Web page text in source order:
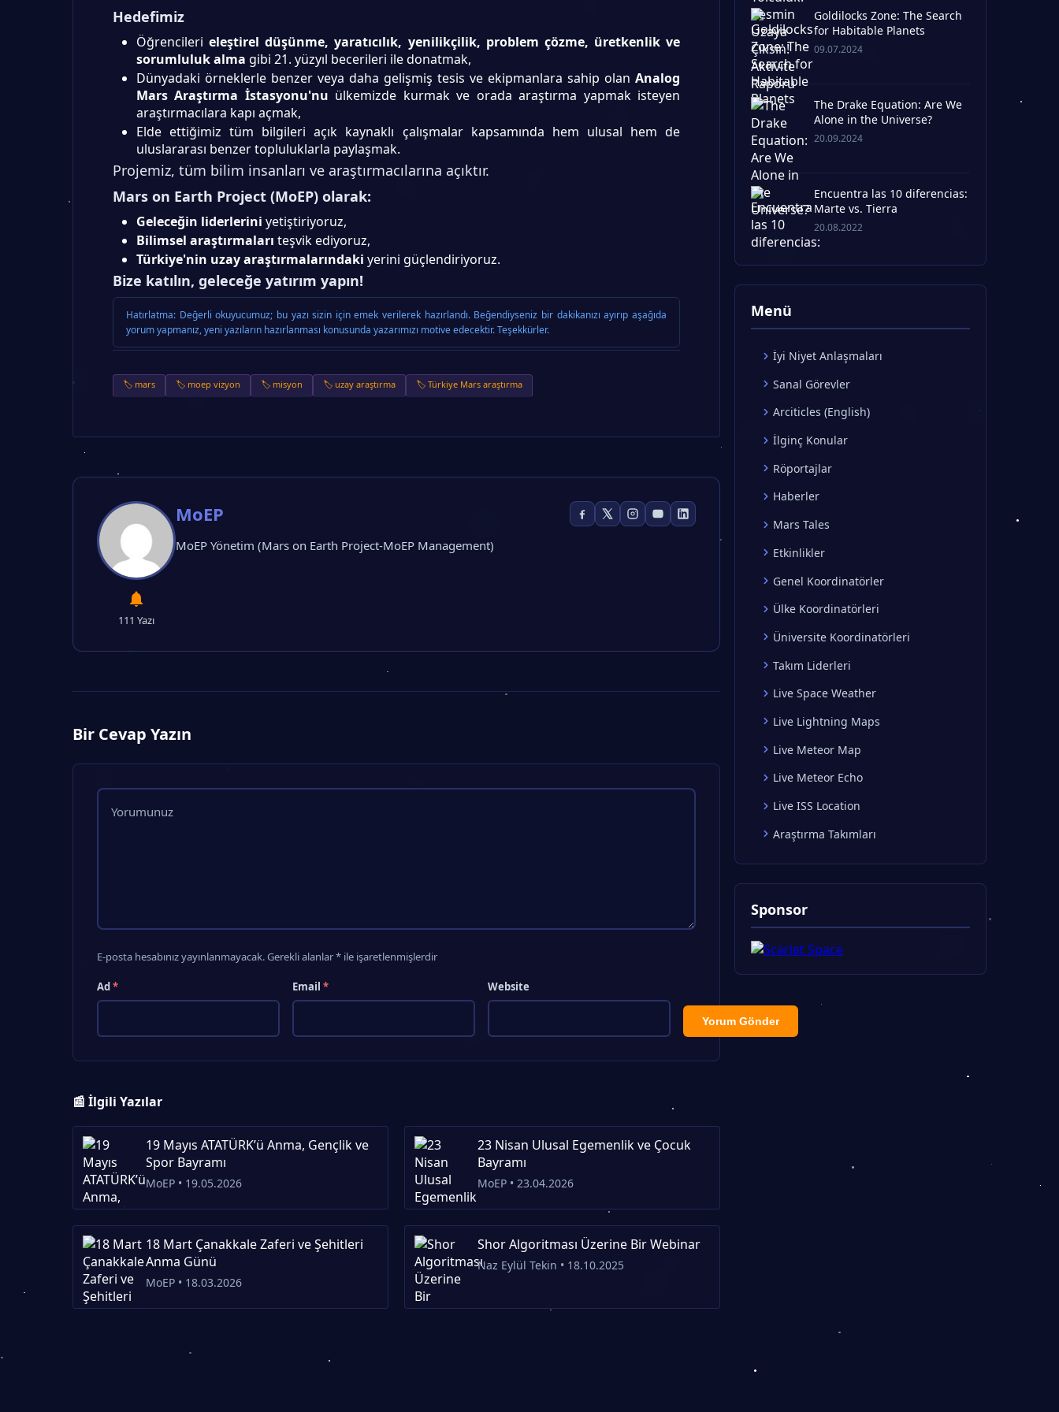
Hedefimiz
Öğrencilerieleştirel düşünme, yaratıcılık, yenilikçilik, problem çözme, üretkenlik ve
sorumluluk alma gibi 21. yüzyıl becerileri ile donatmak,
Dünyadaki örneklerle benzer veya daha gelişmiş tesis ve ekipmanlara sahip olan Analog
Mars Araştırma İstasyonu'nu ülkemizde kurmak ve orada araştırma yapmak isteyen
araştırmacılara kapı açmak,
Elde ettiğimiz tüm bilgileri açık kaynaklı çalışmalar kapsamında hem ulusal hem de
uluslararası benzer topluluklarla paylaşmak.
Projemiz, tüm bilim insanları ve araştırmacılarına açıktır.
Mars on Earth Project (MoEP) olarak:
Geleceğin liderlerini yetiştiriyoruz,
Bilimsel araştırmaları teşvik ediyoruz,
Türkiye'nin uzay araştırmalarındaki yerini güçlendiriyoruz.
Bize katılın, geleceğe yatırım yapın!
Hatırlatma: Değerli okuyucumuz; bu yazı sizin için emek verilerek hazırlandı. Beğendiyseniz bir dakikanızı ayırıp aşağıda
yorum yapmanız, yeni yazıların hazırlanması konusunda yazarımızı motive edecektir. Teşekkürler.
🏷️ mars 🏷️ moep vizyon 🏷️ misyon 🏷️ uzay araştırma 🏷️ Türkiye Mars araştırma
111 Yazı
MoEP
MoEP Yönetim (Mars on Earth Project-MoEP Management)
Bir Cevap Yazın
E-posta hesabınız yayınlanmayacak. Gerekli alanlar * ile işaretlenmişlerdir
Ad* Email * Website
Yorum Gönder
📰 İlgili Yazılar
19 Mayıs ATATÜRK’ü Anma, Gençlik ve
Spor Bayramı
MoEP • 19.05.2026
23 Nisan Ulusal Egemenlik ve Çocuk
Bayramı
MoEP • 23.04.2026
18 Mart Çanakkale Zaferi ve Şehitleri
Anma Günü
MoEP • 18.03.2026
Shor Algoritması Üzerine Bir Webinar
Naz Eylül Tekin • 18.10.2025
Goldilocks Zone: The Search
for Habitable Planets
09.07.2024
The Drake Equation: Are We
Alone in the Universe?
20.09.2024
Encuentra las 10 diferencias:
Marte vs. Tierra
20.08.2022
Menü
İyi Niyet Anlaşmaları
Sanal Görevler
Arciticles (English)
İlginç Konular
Röportajlar
Haberler
Mars Tales
Etkinlikler
Genel Koordinatörler
Ülke Koordinatörleri
Üniversite Koordinatörleri
Takım Liderleri
Live Space Weather
Live Lightning Maps
Live Meteor Map
Live Meteor Echo
Live ISS Location
Araştırma Takımları
Sponsor